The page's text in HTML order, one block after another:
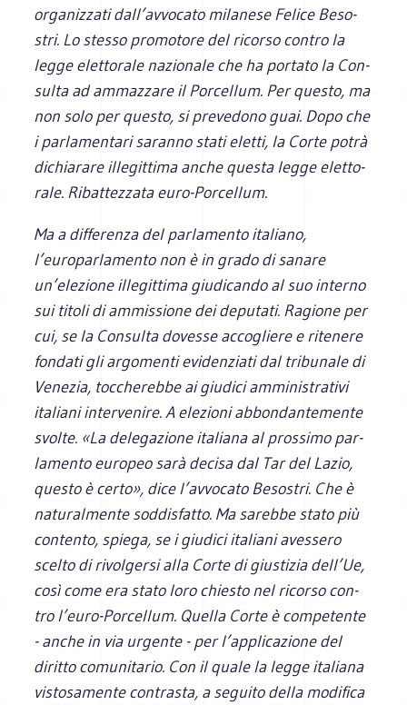
orga­niz­zati dall’avvocato mila­nese Felice Beso­
stri. Lo stesso pro­mo­tore del ricorso con­tro la
legge elet­to­rale nazio­nale che ha por­tato la Con­
sulta ad ammaz­zare il Por­cel­lum. Per que­sto, ma
non solo per que­sto, si pre­ve­dono guai. Dopo che
i par­la­men­tari saranno stati eletti, la Corte potrà
dichia­rare ille­git­tima anche que­sta legge elet­to­
rale. Ribat­tez­zata euro-Porcellum.
Ma a dif­fe­renza del par­la­mento ita­liano,
l’europarlamento non è in grado di sanare
un’elezione ille­git­tima giu­di­cando al suo interno
sui titoli di ammis­sione dei depu­tati. Ragione per
cui, se la Con­sulta dovesse acco­gliere e rite­nere
fon­dati gli argo­menti evi­den­ziati dal tri­bu­nale di
Vene­zia, toc­che­rebbe ai giu­dici ammi­ni­stra­tivi
ita­liani inter­ve­nire. A ele­zioni abbon­dan­te­mente
svolte. «La dele­ga­zione ita­liana al pros­simo par­
la­mento euro­peo sarà decisa dal Tar del Lazio,
que­sto è certo», dice l’avvocato Beso­stri. Che è
natu­ral­mente sod­di­sfatto. Ma sarebbe stato più
con­tento, spiega, se i giu­dici ita­liani aves­sero
scelto di rivol­gersi alla Corte di giu­sti­zia dell’Ue,
così come era stato loro chie­sto nel ricorso con­
tro l’euro-Porcellum. Quella Corte è com­pe­tente
- anche in via urgente - per l’applicazione del
diritto comu­ni­ta­rio. Con il quale la legge ita­liana
visto­sa­mente con­tra­sta, a seguito della modi­fica